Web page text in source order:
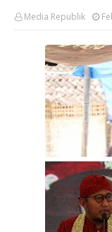
Media Republik